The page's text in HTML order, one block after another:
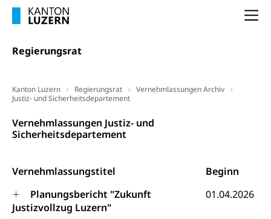
Regierungsrat
Kanton Luzern Regierungsrat
Vernehmlassungen Archiv
Justiz- und Sicherheitsdepartement
Vernehmlassungen Justiz- und
Sicherheitsdepartement
Vernehmlassungstitel
Beginn
Planungsbericht "Zukunft
Justizvollzug Luzern"
01.04.2026
Wehrpflicht, Berufssoldat, Militärdienstverweigerer,
Dienstverweigerer, Militärdienstverweigerung,
Schweizer Armee
Erwerbsausfallentschädigung (WAS Luzern)
Katastrophenschutz, Katastrophenhilfe, Polizei,
Feuerwehr, Gesundheitswesen, technische Betriebe,
Kantonaler Führungsstab
Polizei
Vorratshaltung, Vorrat